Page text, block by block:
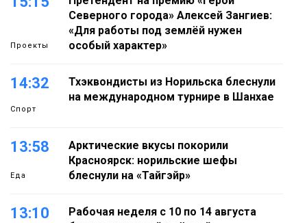
Проекты
Северного города» Алексей Зангиев:
«Для работы под землёй нужен
особый характер»
14:32
Спорт
Тхэквондисты из Норильска блеснули
на международном турнире в Шанхае
13:58
Еда
Арктические вкусы покорили
Красноярск: норильские шефы
блеснули на «Тайгэйр»
13:10
Рабочая неделя с 10 по 14 августа